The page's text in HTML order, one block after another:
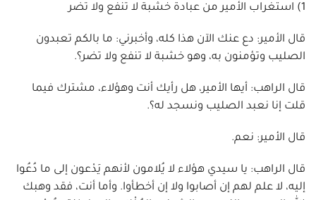
1) استغراب الأمير من عبادة خشبة لا تنفع ولا تضر
قال الأمير: دع عنك الآن هذا كله، وأخبرني: ما بالكم تعبدون
الصليب وتؤمنون به، وهو خشبة لا تنفع ولا تضر؟.
قال الراهب: أيها الأمير، هل رأيك أنت وهؤلاء، مشترك فيما
قلت إنا نعبد الصليب ونسجد له؟.
قال الأمير: نعم.
قال الراهب: يا سيدي هؤلاء لا يُلامون لأنهم يَدْعون إلى ما دُعُوا
إليه، لا علم لهم إن أصابوا ولا إن أخطأوا. وأما أنت، فقد وهبك